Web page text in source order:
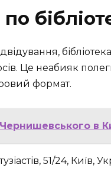
по
Це неабияк
формат.
в
51/24, Київ,